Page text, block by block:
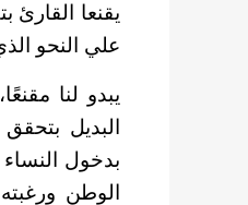
يقنعا
علي النحو
يبدو لنا
البديل
بدخول
الوطن